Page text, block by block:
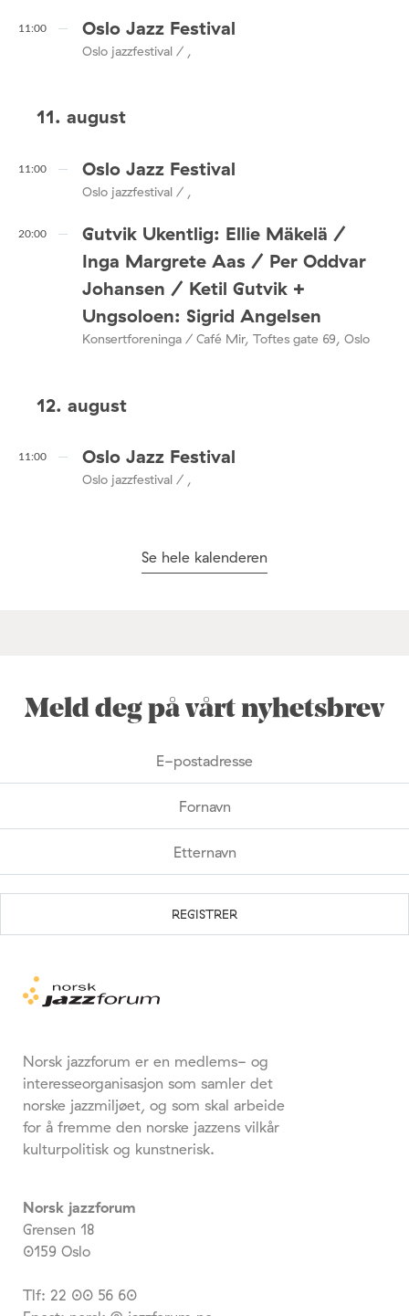
11:00 Oslo Jazz Festival
Oslo jazzfestival / ,
11. august
11:00 Oslo Jazz Festival
Oslo jazzfestival / ,
20:00
Gutvik Ukentlig: Ellie Mäkelä /
Inga Margrete Aas / Per Oddvar
Johansen / Ketil Gutvik +
Ungsoloen: Sigrid Angelsen
Konsertforeninga / Café Mir, Toftes gate 69, Oslo
12. august
11:00 Oslo Jazz Festival
Oslo jazzfestival / ,
Se hele kalenderen
Meld deg på vårt nyhetsbrev
Norsk jazzforum er en medlems- og
interesseorganisasjon som samler det
norske jazzmiljøet, og som skal arbeide
for å fremme den norske jazzens vilkår
kulturpolitisk og kunstnerisk.
Norsk jazzforum
Grensen 18
0159 Oslo
Tlf: 22 00 56 60